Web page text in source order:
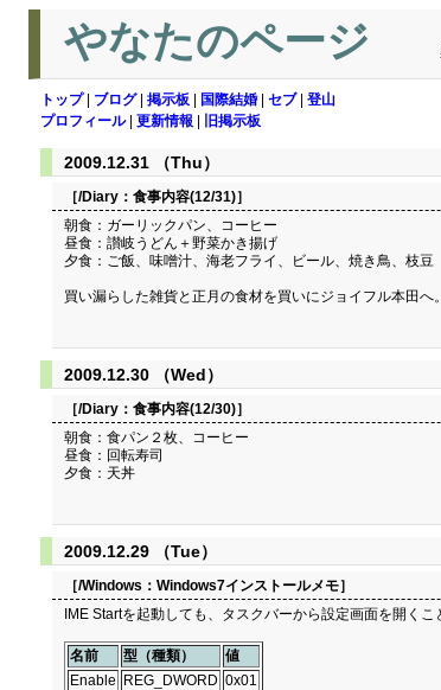
やなたのページ
トップ| ブログ| 掲示板 国際結婚 セブ| 登山
プロフィール| 更新情報 旧掲示板
2009.12.31 （Thu）
［/Diary： 食事内容(12/31)］
朝食：ガーリックパン、コーヒー
昼食：讃岐うどん＋野菜かき揚げ
夕食：ご飯、味噌汁、海老フライ、ビール、焼き鳥、枝豆
買い漏らした雑貨と正月の食材を買いにジョイフル本田へ。
2009.12.30 （Wed）
［/Diary： 食事内容(12/30)］
朝食：食パン２枚、コーヒー
昼食：回転寿司
夕食：天丼
2009.12.29 （Tue）
［/Windows： Windows7インストールメモ］
IME Startを起動しても、タスクバーから設定画面を開く
名前 型（種類）
値
Enable
REG_DWORD 0x01